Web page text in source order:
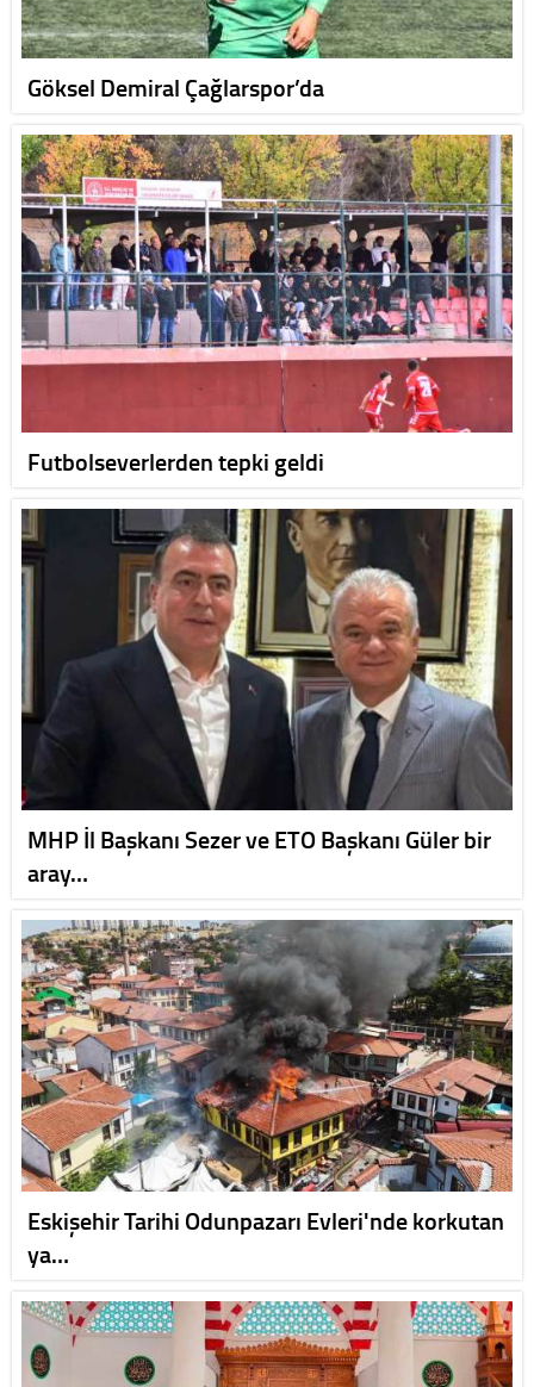
Göksel Demiral Çağlarspor’da
Futbolseverlerden tepki geldi
MHP İl Başkanı Sezer ve ETO Başkanı Güler bir
aray…
Eskişehir Tarihi Odunpazarı Evleri'nde korkutan
ya…